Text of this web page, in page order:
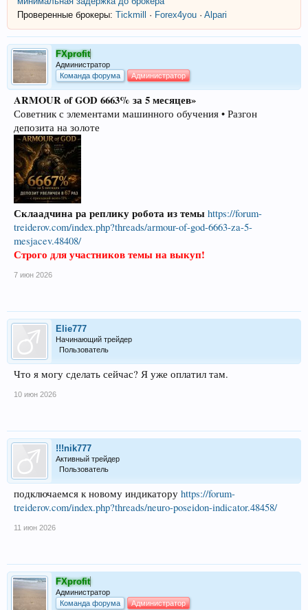
Проверенные брокеры: Tickmill · Forex4you · Alpari
FXprofit
Администратор
Команда форума
Администратор
ARMOUR of GOD 6663% за 5 месяцев»
Советник с элементами машинного обучения • Разгон
депозита на золоте
Склаадчина ра реплику робота из темы https://forum-
treiderov.com/index.php?threads/armour-of-god-6663-za-5-
mesjacev.48408/
Строго для участников темы на выкуп!
7 июн 2026
Elie777
Начинающий трейдер
Пользователь
Что я могу сделать сейчас? Я уже оплатил там.
10 июн 2026
!!!nik777
Активный трейдер
Пользователь
подключаемся к новому индикатору https://forum-
treiderov.com/index.php?threads/neuro-poseidon-indicator.48458/
11 июн 2026
FXprofit
Администратор
Команда форума
Администратор